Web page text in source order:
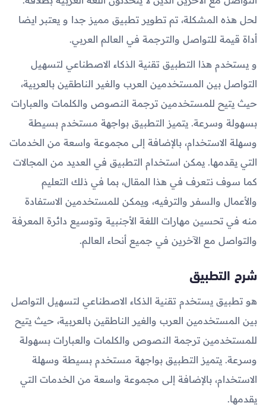
لحل هذه المشكلة، تم تطوير تطبيق مميز جدا و يعتبر ايضا
أداة قيمة للتواصل والترجمة في العالم العربي.
و يستخدم هذا التطبيق تقنية الذكاء الاصطناعي لتسهيل
التواصل بين المستخدمين العرب والغير الناطقين بالعربية،
حيث يتيح للمستخدمين ترجمة النصوص والكلمات والعبارات
بسهولة وسرعة. يتميز التطبيق بواجهة مستخدم بسيطة
وسهلة الاستخدام، بالإضافة إلى مجموعة واسعة من الخدمات
التي يقدمها. يمكن استخدام التطبيق في العديد من المجالات
كما سوف نتعرف في هذا المقال، بما في ذلك التعليم
والأعمال والسفر والترفيه، ويمكن للمستخدمين الاستفادة
منه في تحسين مهارات اللغة الأجنبية وتوسيع دائرة المعرفة
والتواصل مع الآخرين في جميع أنحاء العالم.
شرح التطبيق
هو تطبيق يستخدم تقنية الذكاء الاصطناعي لتسهيل التواصل
بين المستخدمين العرب والغير الناطقين بالعربية، حيث يتيح
للمستخدمين ترجمة النصوص والكلمات والعبارات بسهولة
وسرعة. يتميز التطبيق بواجهة مستخدم بسيطة وسهلة
الاستخدام، بالإضافة إلى مجموعة واسعة من الخدمات التي
يقدمها.